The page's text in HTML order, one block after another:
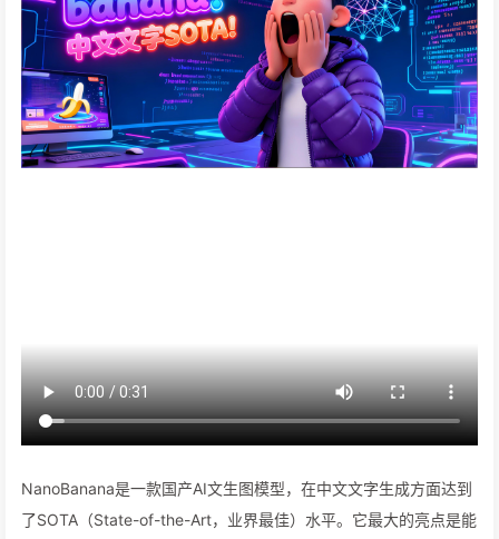
NanoBanana是一款国产AI文生图模型，在中文文字生成方面达到
了SOTA（State-of-the-Art，业界最佳）水平。它最大的亮点是能